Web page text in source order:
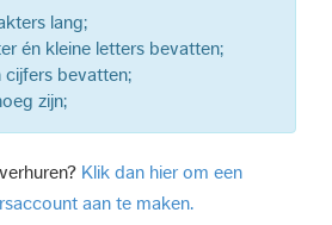
lang;
én kleine letters bevatten;
cijfers bevatten;
zijn;
Klik dan hier om een
aan te maken.